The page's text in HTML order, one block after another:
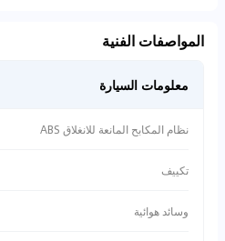
المواصفات الفنية
معلومات السيارة
نظام المكابح المانعة للانغلاق ABS
تكييف
وسائد هوائية